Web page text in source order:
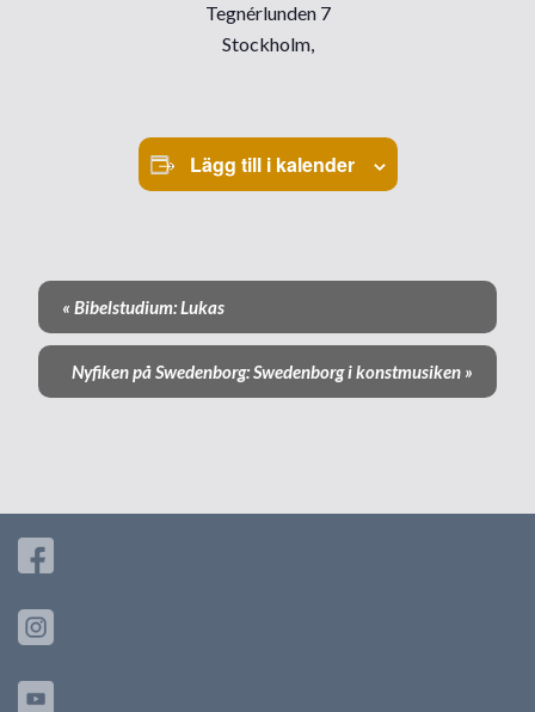
Tegnérlunden 7
Stockholm,
Lägg till i kalender
E
v
e
n
g
-
a
v
g
« Bibelstudium: Lukas
Nyfiken på Swedenborg: Swedenborg i konstmusiken »